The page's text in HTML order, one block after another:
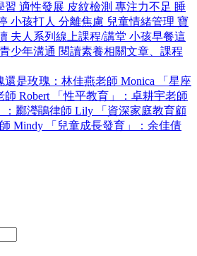
習 適性發展 皮紋檢測 專注力不足 睡
小孩打人 分離焦慮 兒童情緒管理 寶
夫人系列線上課程/講堂 小孩早餐這
青少年溝通 閱讀素養相關文章、課程
還是玫瑰：林佳燕老師 Monica
「星座
Robert
「性平教育」：卓耕宇老師
：酈瀅鵑律師 Lily
「資深家庭教育顧
Mindy
「兒童成長發育」：余佳倩